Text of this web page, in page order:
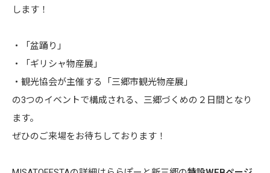
します！
・「盆踊り」
・「ギリシャ物産展」
・観光協会が主催する「三郷市観光物産展」
の3つのイベントで構成される、三郷づくめの２日間となり
ます。
ぜひのご来場をお待ちしております！